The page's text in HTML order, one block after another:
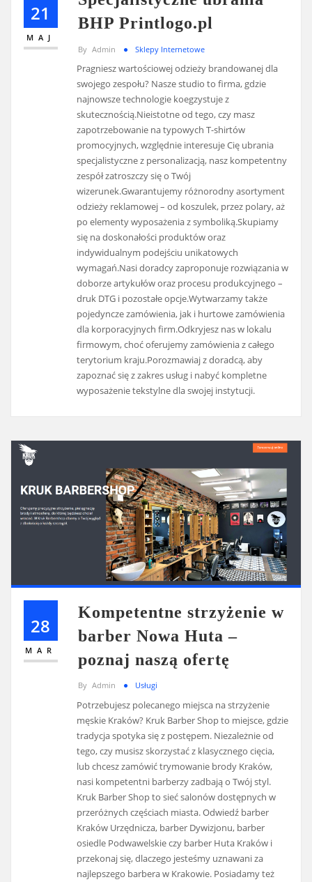
21
MAJ
BHP Printlogo.pl
By Admin Sklepy Internetowe
Pragniesz wartościowej odzieży brandowanej dla
swojego zespołu? Nasze studio to firma, gdzie
najnowsze technologie koegzystuje z
skutecznością.Nieistotne od tego, czy masz
zapotrzebowanie na typowych T-shirtów
promocyjnych, względnie interesuje Cię ubrania
specjalistyczne z personalizacją, nasz kompetentny
zespół zatroszczy się o Twój
wizerunek.Gwarantujemy różnorodny asortyment
odzieży reklamowej – od koszulek, przez polary, aż
po elementy wyposażenia z symboliką.Skupiamy
się na doskonałości produktów oraz
indywidualnym podejściu unikatowych
wymagań.Nasi doradcy zaproponuje rozwiązania w
doborze artykułów oraz procesu produkcyjnego –
druk DTG i pozostałe opcje.Wytwarzamy także
pojedyncze zamówienia, jak i hurtowe zamówienia
dla korporacyjnych firm.Odkryjesz nas w lokalu
firmowym, choć oferujemy zamówienia z całego
terytorium kraju.Porozmawiaj z doradcą, aby
zapoznać się z zakres usług i nabyć kompletne
wyposażenie tekstylne dla swojej instytucji.
28
MAR
Kompetentne strzyżenie w
barber Nowa Huta –
poznaj naszą ofertę
By Admin Usługi
Potrzebujesz polecanego miejsca na strzyżenie
męskie Kraków? Kruk Barber Shop to miejsce, gdzie
tradycja spotyka się z postępem. Niezależnie od
tego, czy musisz skorzystać z klasycznego cięcia,
lub chcesz zamówić trymowanie brody Kraków,
nasi kompetentni barberzy zadbają o Twój styl.
Kruk Barber Shop to sieć salonów dostępnych w
przeróżnych częściach miasta. Odwiedź barber
Kraków Urzędnicza, barber Dywizjonu, barber
osiedle Podwawelskie czy barber Huta Kraków i
przekonaj się, dlaczego jesteśmy uznawani za
najlepszego barbera w Krakowie. Posiadamy też